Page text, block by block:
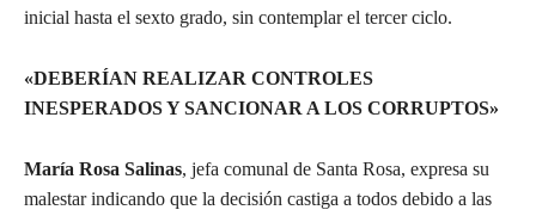
inicial hasta el sexto grado, sin contemplar el tercer ciclo.
«DEBERÍAN REALIZAR CONTROLES
INESPERADOS Y SANCIONAR A LOS CORRUPTOS»
María Rosa Salinas, jefa comunal de Santa Rosa, expresa su
malestar indicando que la decisión castiga a todos debido a las